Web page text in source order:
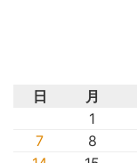
日
月
1
7
8